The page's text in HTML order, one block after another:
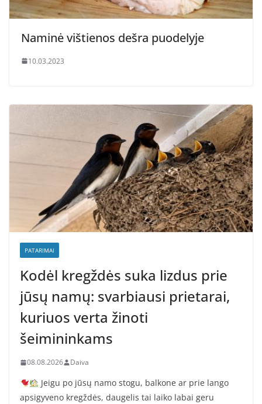
Naminė vištienos dešra puodelyje
10.03.2023
PATARIMAI
Kodėl kregždės suka lizdus prie
jūsų namų: svarbiausi prietarai,
kuriuos verta žinoti
šeimininkams
08.08.2026 Daiva
Jeigu po jūsų namo stogu, balkone ar prie lango
apsigyveno kregždės, daugelis tai laiko labai geru